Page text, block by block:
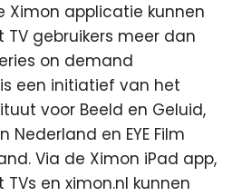
Ximon applicatie kunnen
TV gebruikers meer dan
on demand
een initiatief van het
voor Beeld en Geluid,
Nederland en EYE Film
Via de Ximon iPad app,
en ximon.nl kunnen